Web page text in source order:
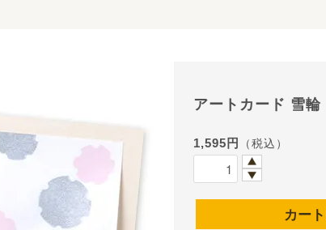
アートカード 雪輪
1,595円 （税込）